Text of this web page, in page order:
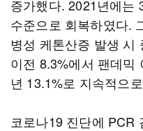
증가했다. 2021년에는
수준으로 회복하였다.
병성 케톤산증 발생 시
이전 8.3%에서 팬데믹
년 13.1%로 지속적으
코로나19 진단에 PCR